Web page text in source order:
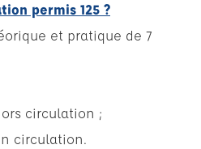
permis 125 ?
et pratique de 7
circulation ;
circulation.